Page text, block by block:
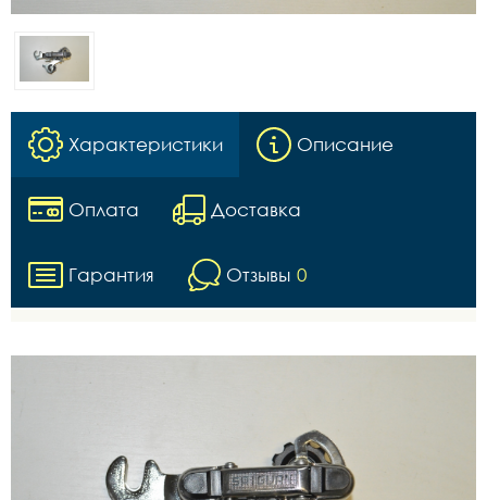
Характеристики Описание
Оплата Доставка
Гарантия Отзывы 0